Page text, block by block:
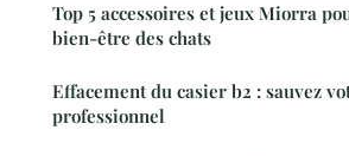
Top 5 accessoires et jeux Miorra
bien-être des chats
Effacement du casier b2 : sauvez
professionnel